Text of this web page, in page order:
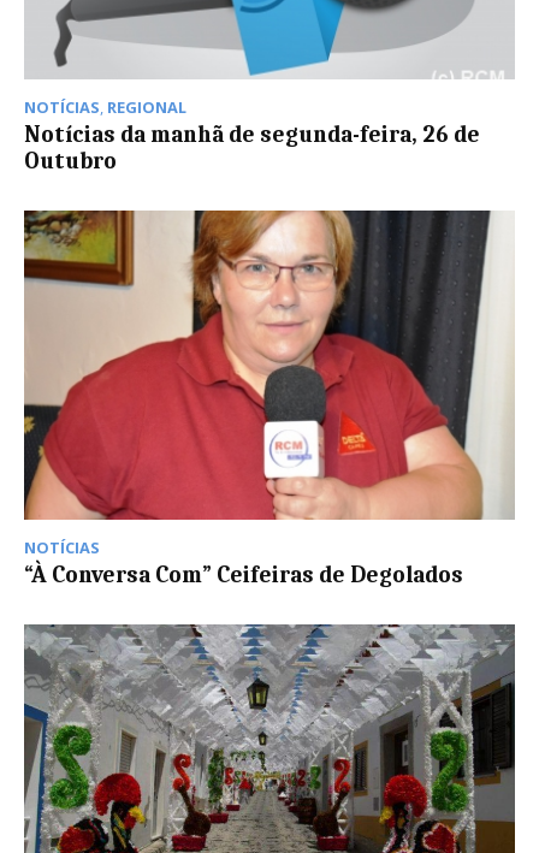
NOTÍCIAS REGIONAL
Notícias da manhã de segunda-feira, 26 de
Outubro
NOTÍCIAS
“À Conversa Com” Ceifeiras de Degolados